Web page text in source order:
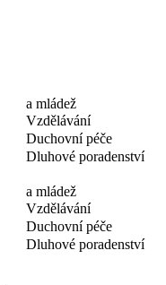
a mládež
Vzdělávání
Duchovní péče
Dluhové poradenství
a mládež
Vzdělávání
Duchovní péče
Dluhové poradenství